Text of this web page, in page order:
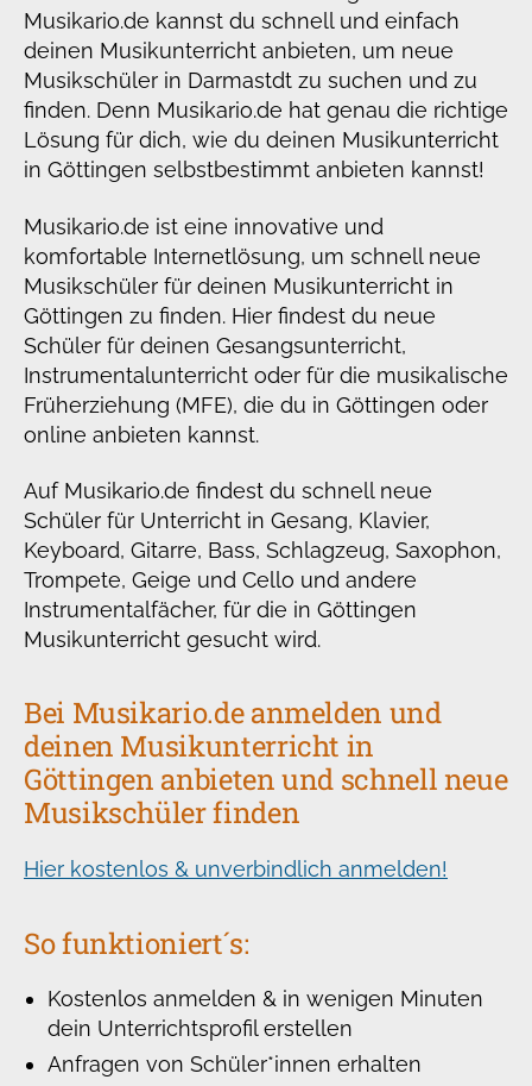
Musikario.de kannst du schnell und einfach
deinen Musikunterricht anbieten, um neue
Musikschüler in Darmastdt zu suchen und zu
finden. Denn Musikario.de hat genau die richtige
Lösung für dich, wie du deinen Musikunterricht
in Göttingen selbstbestimmt anbieten kannst!
Musikario.de ist eine innovative und
komfortable Internetlösung, um schnell neue
Musikschüler für deinen Musikunterricht in
Göttingen zu finden. Hier findest du neue
Schüler für deinen Gesangsunterricht,
Instrumentalunterricht oder für die musikalische
Früherziehung (MFE), die du in Göttingen oder
online anbieten kannst.
Auf Musikario.de findest du schnell neue
Schüler für Unterricht in Gesang, Klavier,
Keyboard, Gitarre, Bass, Schlagzeug, Saxophon,
Trompete, Geige und Cello und andere
Instrumentalfächer, für die in Göttingen
Musikunterricht gesucht wird.
Bei Musikario.de anmelden und
deinen Musikunterricht in
Göttingen anbieten und schnell neue
Musikschüler finden
Hier kostenlos & unverbindlich anmelden!
So funktioniert´s:
Kostenlos anmelden & in wenigen Minuten
dein Unterrichtsprofil erstellen
Anfragen von Schüler*innen erhalten